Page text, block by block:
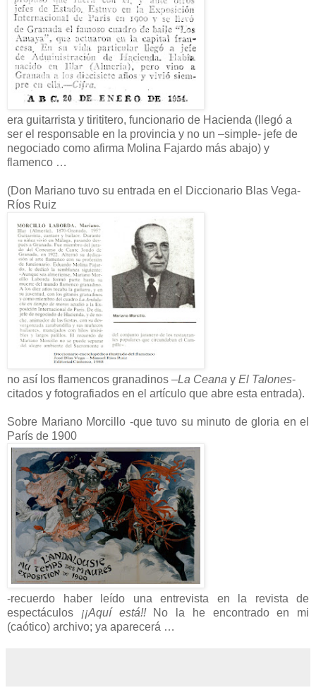
era guitarrista y tirititero, funcionario de Hacienda (llegó a
ser el responsable en la provincia y no un –simple- jefe de
negociado como afirma Molina Fajardo más abajo) y
flamenco …
(Don Mariano tuvo su entrada en el Diccionario Blas Vega-
Ríos Ruiz
no así los flamencos granadinos –La Ceana y El Talones-
citados y fotografiados en el artículo que abre esta entrada).
Sobre Mariano Morcillo -que tuvo su minuto de gloria en el
París de 1900
-recuerdo haber leído una entrevista en la revista de
espectáculos ¡¡Aquí está!!No la he encontrado en mi
(caótico) archivo; ya aparecerá …